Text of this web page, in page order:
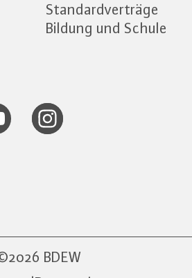
Standardverträge
Bildung und Schule
2026 BDEW